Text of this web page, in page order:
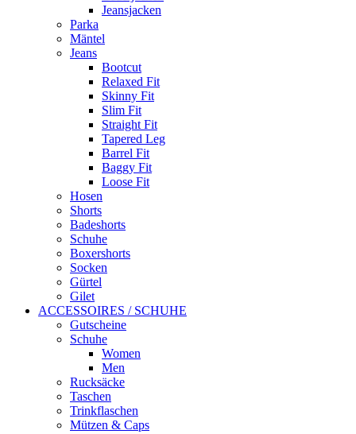
Jeansjacken
Parka
Mäntel
Jeans
Bootcut
Relaxed Fit
Skinny Fit
Slim Fit
Straight Fit
Tapered Leg
Barrel Fit
Baggy Fit
Loose Fit
Hosen
Shorts
Badeshorts
Schuhe
Boxershorts
Socken
Gürtel
Gilet
ACCESSOIRES / SCHUHE
Gutscheine
Schuhe
Women
Men
Rucksäcke
Taschen
Trinkflaschen
Mützen & Caps